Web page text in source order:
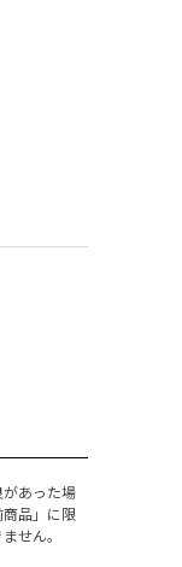
あった場
商品」に限
せん。